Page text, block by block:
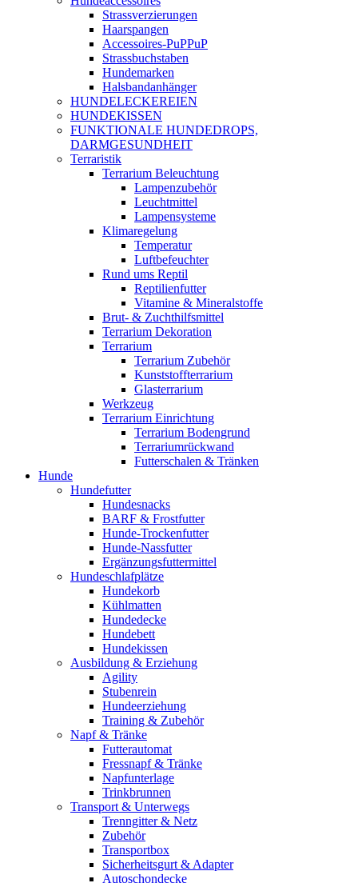
Strassverzierungen
Haarspangen
Accessoires-PuPPuP
Strassbuchstaben
Hundemarken
Halsbandanhänger
HUNDELECKEREIEN
HUNDEKISSEN
FUNKTIONALE HUNDEDROPS,
DARMGESUNDHEIT
Terraristik
Terrarium Beleuchtung
Lampenzubehör
Leuchtmittel
Lampensysteme
Klimaregelung
Temperatur
Luftbefeuchter
Rund ums Reptil
Reptilienfutter
Vitamine & Mineralstoffe
Brut- & Zuchthilfsmittel
Terrarium Dekoration
Terrarium
Terrarium Zubehör
Kunststoffterrarium
Glasterrarium
Werkzeug
Terrarium Einrichtung
Terrarium Bodengrund
Terrariumrückwand
Futterschalen & Tränken
Hunde
Hundefutter
Hundesnacks
BARF & Frostfutter
Hunde-Trockenfutter
Hunde-Nassfutter
Ergänzungsfuttermittel
Hundeschlafplätze
Hundekorb
Kühlmatten
Hundedecke
Hundebett
Hundekissen
Ausbildung & Erziehung
Agility
Stubenrein
Hundeerziehung
Training & Zubehör
Napf & Tränke
Futterautomat
Fressnapf & Tränke
Napfunterlage
Trinkbrunnen
Transport & Unterwegs
Trenngitter & Netz
Zubehör
Transportbox
Sicherheitsgurt & Adapter
Autoschondecke